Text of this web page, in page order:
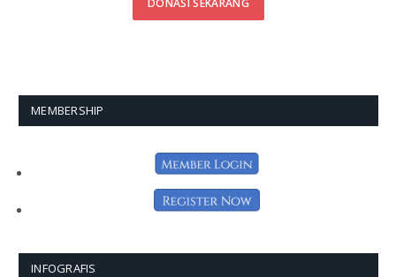
DONASI SEKARANG
MEMBERSHIP
INFOGRAFIS